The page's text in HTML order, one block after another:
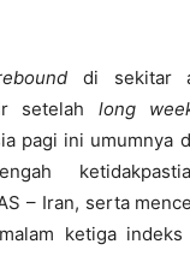
di sekitar
setelah long
pagi ini umumnya
– Iran, serta
ketiga indeks